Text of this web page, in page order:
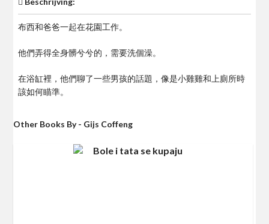
布西和爸爸一起在花園工作。
他們弄得全身髒兮兮的，需要洗個澡。
在浴缸裡，他們聊了一些男孩的話題，像是小雞雞和上廁所時
該如何瞄準。
Other Books By - Gijs Coffeng